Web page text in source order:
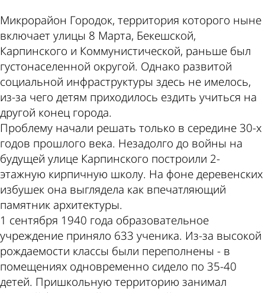
Микрорайон Городок, территория которого ныне
включает улицы 8 Марта, Бекешской,
Карпинского и Коммунистической, раньше был
густонаселенной округой. Однако развитой
социальной инфраструктуры здесь не имелось,
из-за чего детям приходилось ездить учиться на
другой конец города.
Проблему начали решать только в середине 30-х
годов прошлого века. Незадолго до войны на
будущей улице Карпинского построили 2-
этажную кирпичную школу. На фоне деревенских
избушек она выглядела как впечатляющий
памятник архитектуры.
1 сентября 1940 года образовательное
учреждение приняло 633 ученика. Из-за высокой
рождаемости классы были переполнены - в
помещениях одновременно сидело по 35-40
детей. Пришкольную территорию занимал